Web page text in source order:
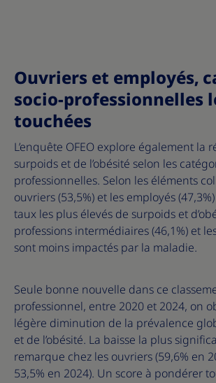
Ouvriers et employés,
socio-professionnelles
touchées
L’enquête OFEO explore également la
surpoids et de l’obésité selon les
professionnelles. Selon les éléments
ouvriers (53,5%) et les employés
taux les plus élevés de surpoids et
professions intermédiaires (46,1%) et
sont moins impactés par la maladie.
Seule bonne nouvelle dans ce
professionnel, entre 2020 et 2024, on
légère diminution de la prévalence
et de l’obésité. La baisse la plus
remarque chez les ouvriers (59,6% en
53,5% en 2024). Un score à pondérer